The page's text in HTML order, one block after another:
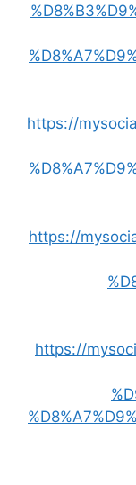
https://
https://
https://